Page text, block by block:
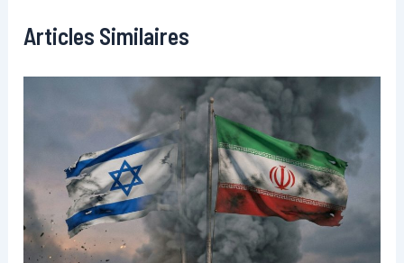
Articles Similaires